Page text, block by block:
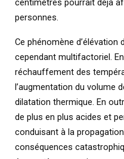
centimètres pourrait déjà
personnes.
Ce phénomène d’élévation
cependant multifactoriel.
réchauffement des
l’augmentation du volume
dilatation thermique. En
de plus en plus acides et
conduisant à la
conséquences